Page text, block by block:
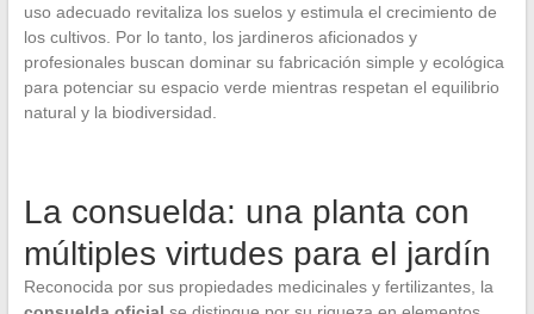
uso adecuado revitaliza los suelos y estimula el crecimiento de
los cultivos. Por lo tanto, los jardineros aficionados y
profesionales buscan dominar su fabricación simple y ecológica
para potenciar su espacio verde mientras respetan el equilibrio
natural y la biodiversidad.
La consuelda: una planta con
múltiples virtudes para el jardín
Reconocida por sus propiedades medicinales y fertilizantes, la